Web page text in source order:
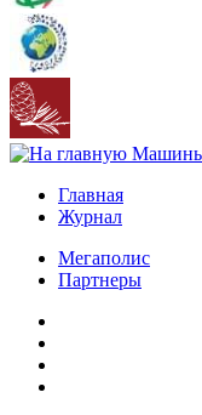
Главная
Журнал
Мегаполис
Партнеры